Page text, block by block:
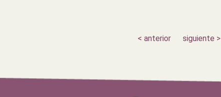
< anterior siguiente >